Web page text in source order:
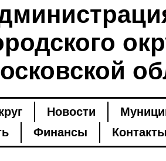
Новости
Финансы